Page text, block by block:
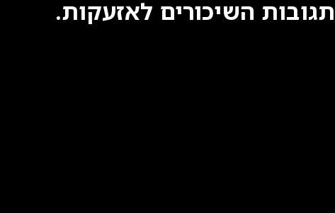
תגובות השיכורים לאזעקות.